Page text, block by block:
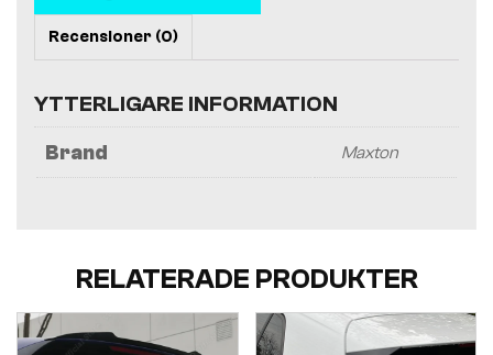
Recensioner (0)
YTTERLIGARE INFORMATION
Brand Maxton
RELATERADE PRODUKTER